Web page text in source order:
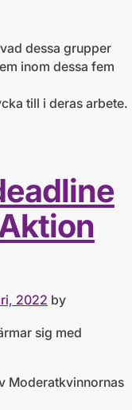
dessa grupper
inom dessa fem
till i deras arbete.
2022 by
sig med
Moderatkvinnornas